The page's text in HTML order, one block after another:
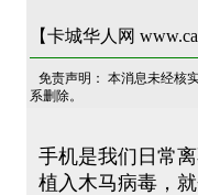
【卡城华人网
免责声明： 本消息未经核
系删除。
手机是我们日常
植入木马病毒，